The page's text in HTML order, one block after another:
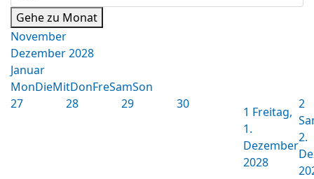
Gehe zu Monat
November
Dezember 2028
Januar
MonDieMitDonFreSamSon
27
28 29 30
1 Freitag,
1.
Dezember
2028
2
2.